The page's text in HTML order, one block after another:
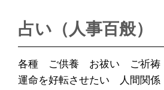
占い（人事百般
各種 ご供養 お祓い ご祈祷
運命を好転させたい 人間関